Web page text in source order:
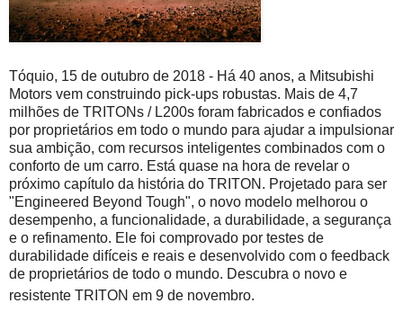
Tóquio, 15 de outubro de 2018 - Há 40 anos, a Mitsubishi
Motors vem construindo pick-ups robustas. Mais de 4,7
milhões de TRITONs / L200s foram fabricados e confiados
por proprietários em todo o mundo para ajudar a impulsionar
sua ambição, com recursos inteligentes combinados com o
conforto de um carro. Está quase na hora de revelar o
próximo capítulo da história do TRITON. Projetado para ser
"Engineered Beyond Tough", o novo modelo melhorou o
desempenho, a funcionalidade, a durabilidade, a segurança
e o refinamento. Ele foi comprovado por testes de
durabilidade difíceis e reais e desenvolvido com o feedback
de proprietários de todo o mundo. Descubra o novo e
resistente TRITON em 9 de novembro.